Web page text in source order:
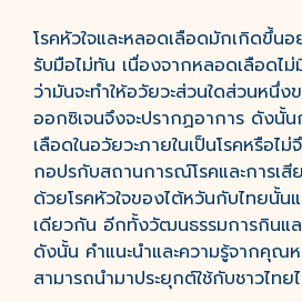
โรคหัวใจและหลอดเลือดมักเกิดขึ้น
รับมือไม่ทัน เนื่องจากหลอดเลือดไม่
ว่ามันจะทำให้อวัยวะส่วนใดส่วนหนึ่
ออกซิเจนจึงจะปรากฏอาการ ดังนั้
เลือดในอวัยวะภายในเป็นโรคหรือไ
กอปรกับสถานการณ์โรคและการเสี
ด้วยโรคหัวใจของไต้หวันกับไทยนั้น
เดียวกัน อีกทั้งวัฒนธรรมการกินแล
ดังนั้น คำแนะนำและความรู้จากคุณ
สามารถนำมาประยุกต์ใช้กับชาวไทย